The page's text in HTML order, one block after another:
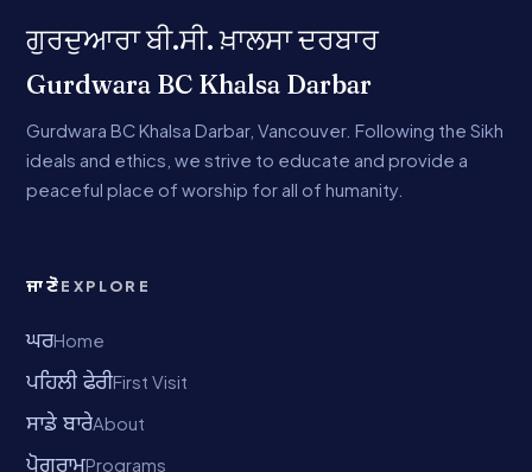
ਗੁਰਦੁਆਰਾ ਬੀ.ਸੀ. ਖ਼ਾਲਸਾ ਦਰਬਾਰ
Gurdwara BC Khalsa Darbar
Gurdwara BC Khalsa Darbar, Vancouver. Following the Sikh
ideals and ethics, we strive to educate and provide a
peaceful place of worship for all of humanity.
ਜਾਣੋEXPLORE
ਘਰHome
ਪਹਿਲੀ ਫੇਰੀFirst Visit
ਸਾਡੇ ਬਾਰੇAbout
Programs